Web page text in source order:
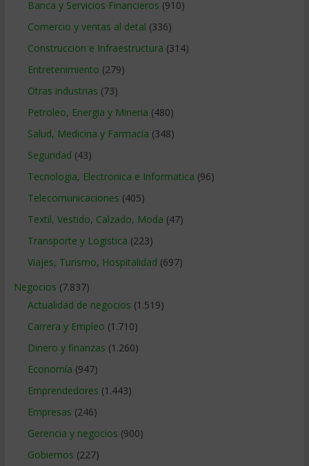
Banca y Servicios Financieros (910)
Comercio y ventas al detal (336)
Construccion e Infraestructura (314)
Entretenimiento (279)
Otras industrias (73)
Petroleo, Energia y Mineria (480)
Salud, Medicina y Farmacia (348)
Seguridad (43)
Tecnologia, Electronica e Informatica (96)
Telecomunicaciones (405)
Textil, Vestido, Calzado, Moda (47)
Transporte y Logistica (223)
Viajes, Turismo, Hospitalidad (697)
Negocios (7.837)
Actualidad de negocios (1.519)
Carrera y Empleo (1.710)
Dinero y finanzas (1.260)
Economía (947)
Emprendedores (1.443)
Empresas (246)
Gerencia y negocios (900)
Gobiernos (227)